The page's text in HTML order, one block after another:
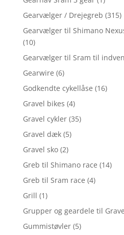
Gearvælger / Drejegreb (315)
Gearvælger til Shimano
(10)
Gearvælger til Sram til
Gearwire (6)
Godkendte cykellåse (16)
Gravel bikes (4)
Gravel cykler (35)
Gravel dæk (5)
Gravel sko (2)
Greb til Shimano race (14)
Greb til Sram race (4)
Grill (1)
Grupper og geardele til
Gummistøvler (5)